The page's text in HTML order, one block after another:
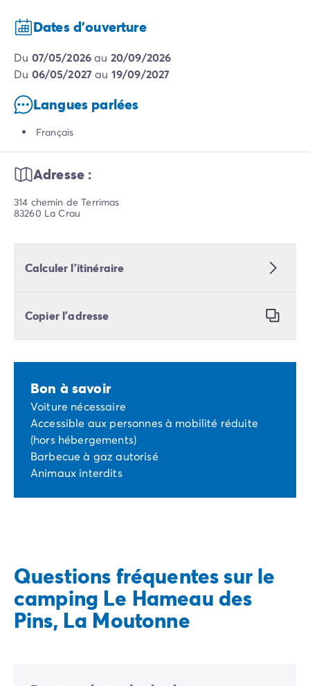
Dates d'ouverture
du 07/05/2026au 20/09/2026
du 06/05/2027au 19/09/2027
Langues parlées
Français
Adresse :
314 chemin de Terrimas
83260 La Crau
Calculer l’itinéraire
Copier l’adresse
Bon à savoir
Voiture nécessaire
Accessible aux personnes à mobilité réduite
(hors hébergements)
Barbecue à gaz autorisé
Animaux interdits
Questions fréquentes sur le
camping Le Hameau des
Pins, La Moutonne